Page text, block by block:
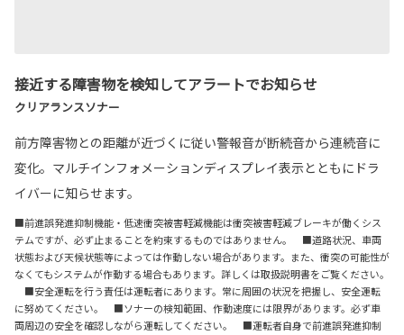
接近する障害物を検知してアラートでお知らせ
クリアランスソナー
前方障害物との距離が近づくに従い警報音が断続音から連続音に
変化。マルチインフォメーションディスプレイ表示とともにドラ
イバーに知らせます。
■前進誤発進抑制機能・低速衝突被害軽減機能は衝突被害軽減ブレーキが働くシス
テムですが、必ず止まることを約束するものではありません。 ■道路状況、車両
状態および天候状態等によっては作動しない場合があります。また、衝突の可能性が
なくてもシステムが作動する場合もあります。詳しくは取扱説明書をご覧ください。
■安全運転を行う責任は運転者にあります。常に周囲の状況を把握し、安全運転
に努めてください。 ■ソナーの検知範囲、作動速度には限界があります。必ず車
両周辺の安全を確認しながら運転してください。 ■運転者自身で前進誤発進抑制